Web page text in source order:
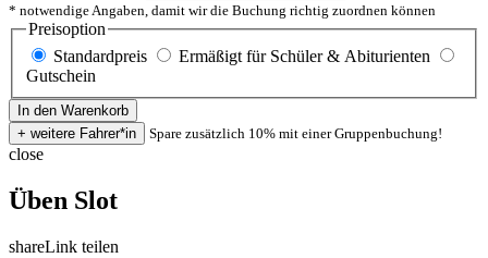
* notwendige Angaben, damit wir die Buchung richtig zuordnen können
Preisoption
Standardpreis
Ermäßigt für Schüler & Abiturienten
Gutschein
Spare zusätzlich 10% mit einer Gruppenbuchung!
close
Üben Slot
shareLink teilen